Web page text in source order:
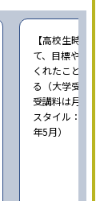
【高校生時の通
て、目標や勉強
くれたことが、
る（大学受験で
受講料は月
スタイル：個別
年5月）